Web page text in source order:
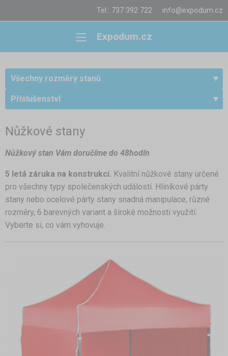
Tel.: 737 392 722 info@expodum.cz
Expodum.cz
Všechny rozměry stanů
Příslušenství
Nůžkové stany
Nůžkový stan Vám doručíme do 48hodín
5 letá záruka na konstrukci. Kvalitní nůžkové stany určené
pro všechny typy společenských událostí. Hliníkové párty
stany nebo ocelové párty stany snadná manipulace, různé
rozměry, 6 barevných variant a široké možnosti využití.
Vyberte si, co vám vyhovuje.